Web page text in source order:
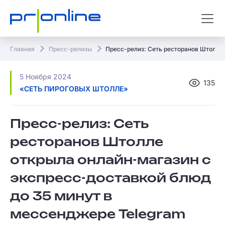
Главная Пресс-релизы Пресс-релиз: Сеть ресторанов
5 Ноября 2024
«СЕТЬ ПИРОГОВЫХ ШТОЛЛЕ»
135
Пресс-релиз: Сеть
ресторанов Штолле
открыла онлайн-магазин с
экспресс-доставкой блюд
до 35 минут в
мессенджере Telegram